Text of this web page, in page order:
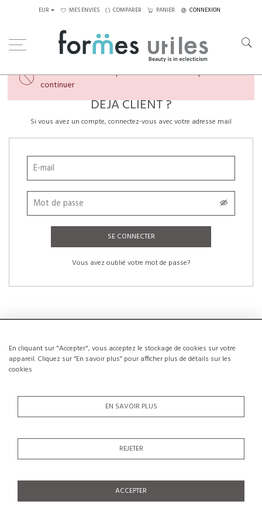
En cliquant sur "Accepter", vous acceptez le stockage de cookies sur votre
appareil. Cliquez sur “En savoir plus” pour afficher plus de détails sur les
cookies
EN SAVOIR PLUS
REJETER
ACCEPTER
EUR MES ENVIES COMPARER PANIER CONNEXION
Veuillez créer un compte ou vous connecter pour
continuer
DÉJÀ CLIENT ?
Si vous avez un compte, connectez-vous avec votre adresse mail
SE CONNECTER
Vous avez oublié votre mot de passe?
NOUVEAUX CLIENTS
La création d’un compte a de nombreux avantages: sauvegarder la liste de vos
CRÉER UN COMPTE